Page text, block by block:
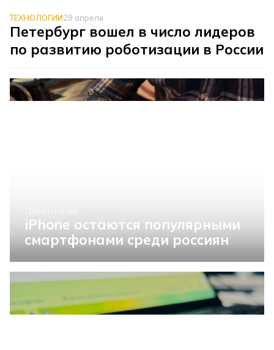
ТЕХНОЛОГИИ29 апреля
Петербург вошел в число лидеров
по развитию роботизации в России
iPhone остаются популярными
смартфонами среди россиян